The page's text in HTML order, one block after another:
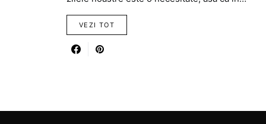
VEZI TOT